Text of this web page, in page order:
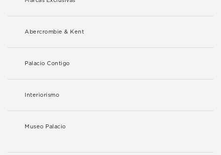
Abercrombie & Kent
Palacio Contigo
Interiorismo
Museo Palacio